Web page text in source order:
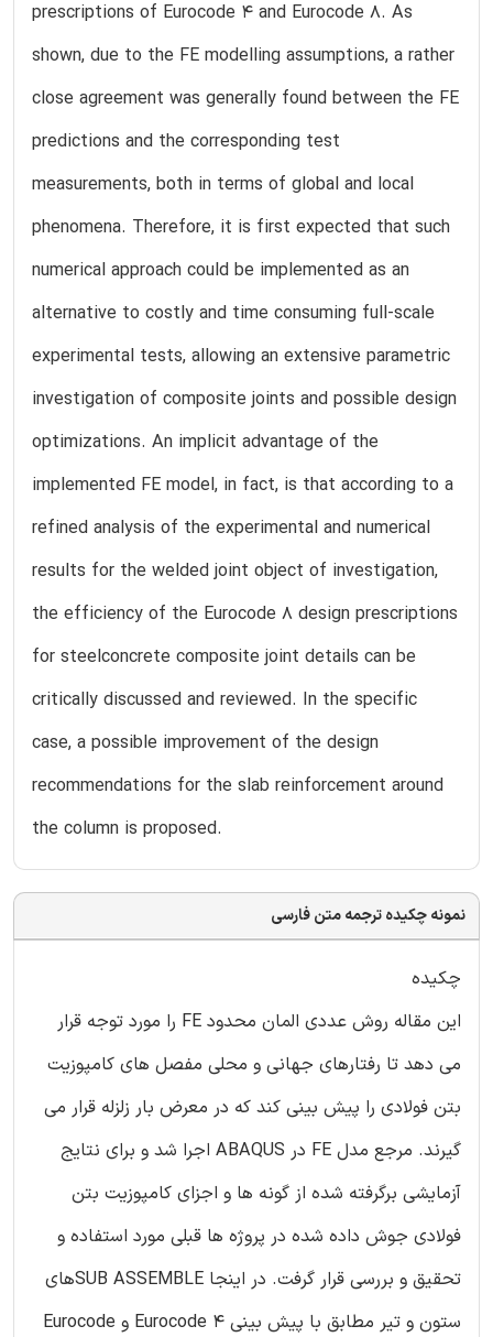
prescriptions of Eurocode 4 and Eurocode 8. As
shown, due to the FE modelling assumptions, a rather
close agreement was generally found between the FE
predictions and the corresponding test
measurements, both in terms of global and local
phenomena. Therefore, it is first expected that such
numerical approach could be implemented as an
alternative to costly and time consuming full-scale
experimental tests, allowing an extensive parametric
investigation of composite joints and possible design
optimizations. An implicit advantage of the
implemented FE model, in fact, is that according to a
refined analysis of the experimental and numerical
results for the welded joint object of investigation,
the efficiency of the Eurocode 8 design prescriptions
for steelconcrete composite joint details can be
critically discussed and reviewed. In the specific
case, a possible improvement of the design
recommendations for the slab reinforcement around
the column is proposed.
نمونه چکیده ترجمه متن فارسی
چکیده
این مقاله روش عددی المان محدود FE را مورد توجه قرار
می دهد تا رفتارهای جهانی و محلی مفصل های کامپوزیت
بتن فولادی را پیش بینی کند که در معرض بار زلزله قرار می
گیرند. مرجع مدل FE در ABAQUS اجرا شد و برای نتایج
آزمایشی برگرفته شده از گونه ها و اجزای کامپوزیت بتن
فولادی جوش داده شده در پروژه ها قبلی مورد استفاده و
تحقیق و بررسی قرار گرفت. در اینجا SUB ASSEMBLEهای
ستون و تیر مطابق با پیش بینی Eurocode 4 و Eurocode